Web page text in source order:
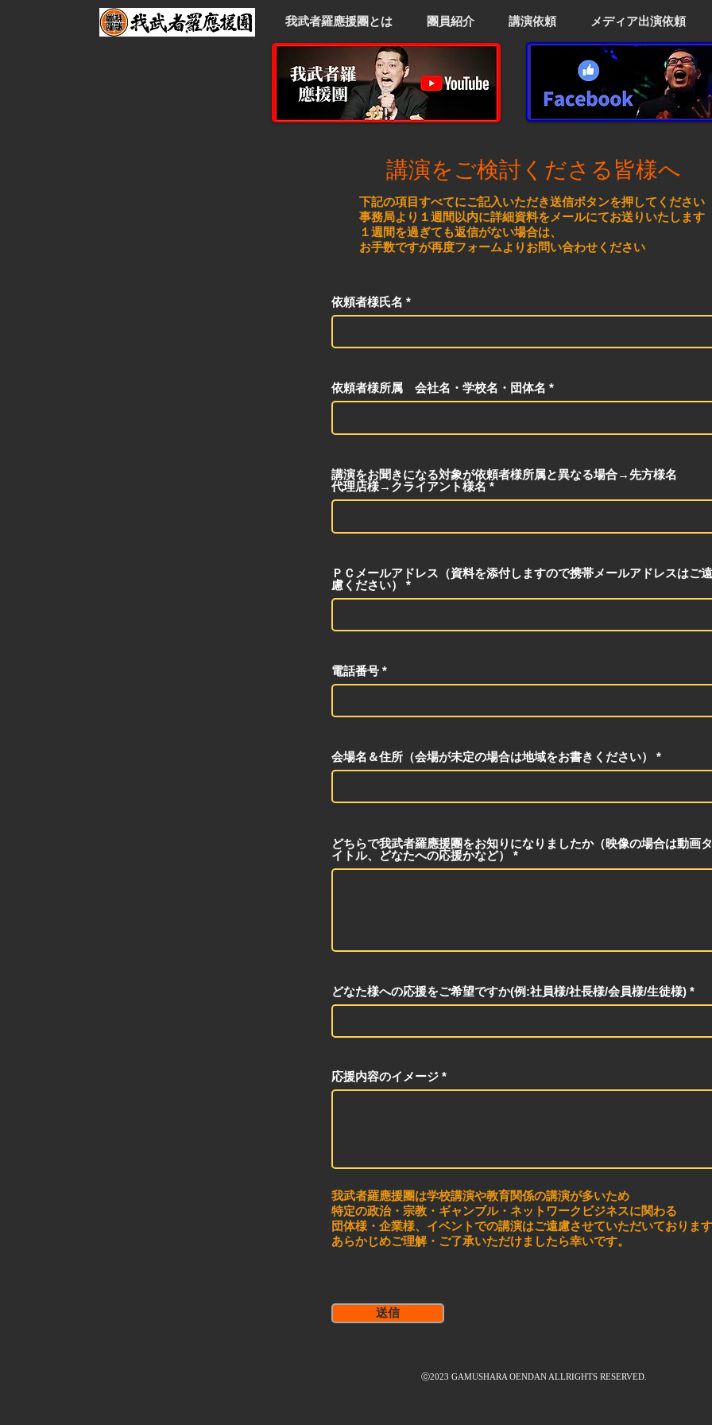
我武者羅應援團とは 團員紹介 講演依頼 メディア出演依頼
講演をご検討くださる皆様へ
下記の項目すべてにご記入いただき送信ボタンを押してください
事務局より１週間以内に詳細資料をメールにてお送りいたします
１週間を過ぎても返信がない場合は、
お手数ですが再度フォームよりお問い合わせください
依頼者様氏名
依頼者様所属 会社名・学校名・団体名
講演をお聞きになる対象が依頼者様所属と異なる場合→先方様名
代理店様→クライアント様名
ＰＣメールアドレス（資料を添付しますので携帯メールアドレスはご遠
慮ください）
電話番号
会場名＆住所（会場が未定の場合は地域をお書きください）
どちらで我武者羅應援團をお知りになりましたか（映像の場合は動画タ
イトル、どなたへの応援かなど）
どなた様への応援をご希望ですか(例:社員様/社長様/会員様/生徒様)
応援内容のイメージ
我武者羅應援團は学校講演や教育関係の講演が多いため
特定の政治・宗教・ギャンブル・ネットワークビジネスに関わる
団体様・企業様、イベントでの講演はご遠慮させていただいておりま
あらかじめご理解・ご了承いただけましたら幸いです。
送信
ⓒ2023 GAMUSHARA OENDAN ALLRIGHTS RESERVED.